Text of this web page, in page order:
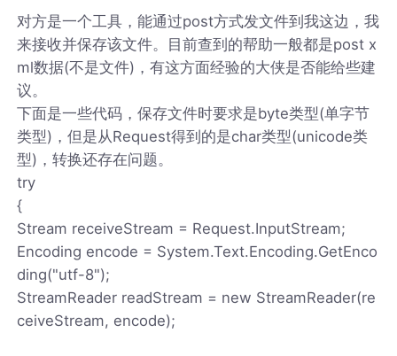
对方是一个工具，能通过post方式发文件到我这边，我
来接收并保存该文件。目前查到的帮助一般都是post x
ml数据(不是文件)，有这方面经验的大侠是否能给些建
议。
下面是一些代码，保存文件时要求是byte类型(单字节
类型)，但是从Request得到的是char类型(unicode类
型)，转换还存在问题。
try
{
Stream receiveStream = Request.InputStream;
Encoding encode = System.Text.Encoding.GetEnco
ding("utf-8");
StreamReader readStream = new StreamReader(re
ceiveStream, encode);